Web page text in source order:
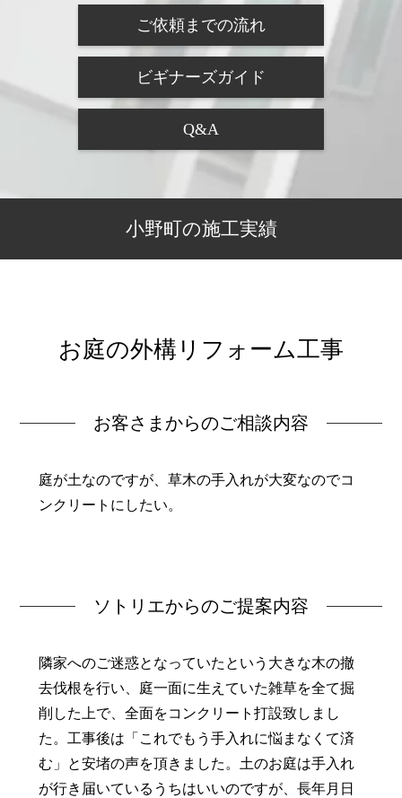
ご依頼までの流れ
ビギナーズガイド
Q&A
小野町の施工実績
お庭の外構リフォーム工事
お客さまからのご相談内容
庭が土なのですが、草木の手入れが大変なのでコ
ンクリートにしたい。
ソトリエからのご提案内容
隣家へのご迷惑となっていたという大きな木の撤
去伐根を行い、庭一面に生えていた雑草を全て掘
削した上で、全面をコンクリート打設致しまし
た。工事後は「これでもう手入れに悩まなくて済
む」と安堵の声を頂きました。土のお庭は手入れ
が行き届いているうちはいいのですが、長年月日